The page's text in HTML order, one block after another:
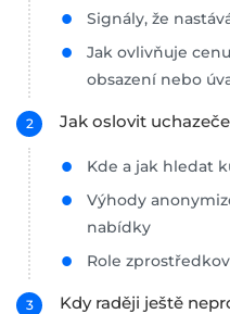
Signály, že
Jak ovlivňuje
obsazení nebo
Jak oslovit
Kde a jak hledat
Výhody
nabídky
Role
Kdy raději ještě